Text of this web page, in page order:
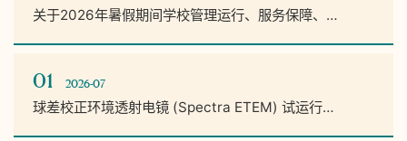
关于2026年暑假期间学校管理运行、服务保障、…
01 2026-07
球差校正环境透射电镜 (Spectra ETEM) 试运行…